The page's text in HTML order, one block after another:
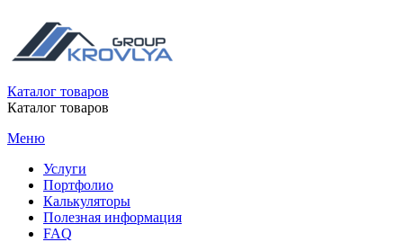
Каталог товаров
Каталог товаров
Меню
Услуги
Портфолио
Калькуляторы
Полезная информация
FAQ